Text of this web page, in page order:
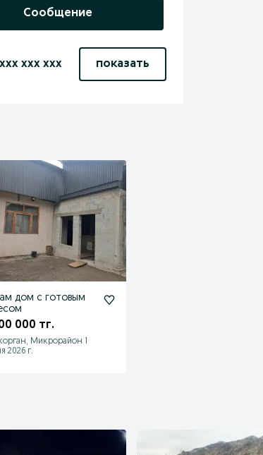
Сообщение
xxx xxx xxx показать
с готовым
000 тг.
Микрорайон 1
2026 г.